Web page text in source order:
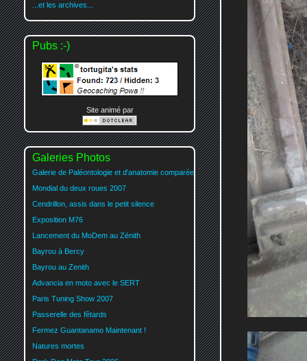
...et les archives...
Pubs :-)
Site animé par
Galeries Photos
Galerie de Paléontologie et d'anatomie comparée
Mondial du deux roues 2007
Cendrillon, assis dans le petit silence
Exposition M76
Lancement du MoDem au Zénith
Bayrou à Bercy
Bayrou au Zenith
Advancia en moto avec le SERT
Paris Tuning Show 2007
Passerelle des fêtards
Fermez Guantanamo Maintenant !
Natures mortes